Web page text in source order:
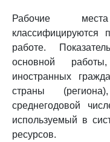
Рабочие
классифицируются
работе.
основной
иностранных
страны
среднегодовой
используемый в
ресурсов.